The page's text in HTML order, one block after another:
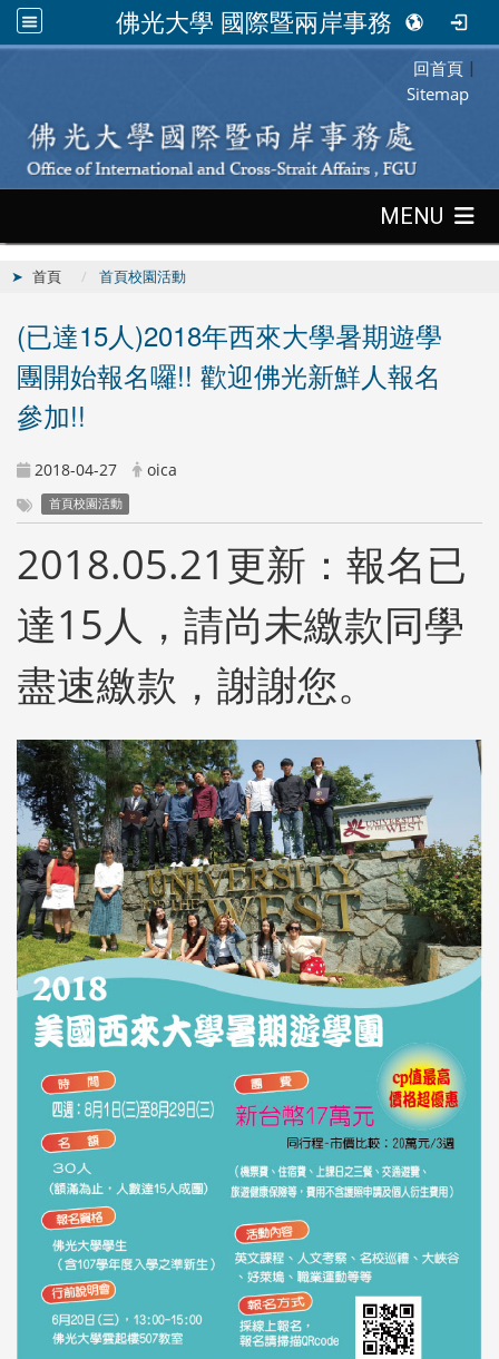
佛光大學 國際暨兩岸事務處
:::
回首頁 |
Sitemap
MENU
首頁 首頁校園活動
(已達15人)2018年西來大學暑期遊學
團開始報名囉!! 歡迎佛光新鮮人報名
參加!!
2018-04-27 oica
首頁校園活動
2018.05.21更新：報名已
達15人，請尚未繳款同學
盡速繳款，謝謝您。